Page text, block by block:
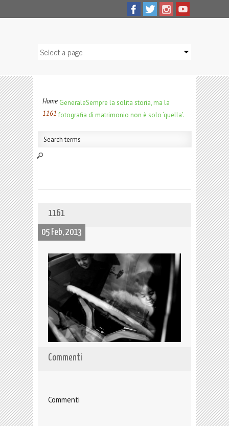
Home GeneraleSempre la solita storia, ma la
fotografia di matrimonio non è solo ‘quella’.
1161
1161
05 Feb, 2013
Commenti
Commenti